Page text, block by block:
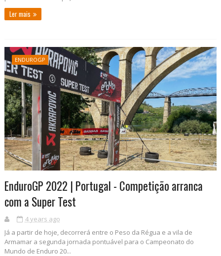
Ler mais
ENDUROGP
EnduroGP 2022 | Portugal - Competição arranca
com a Super Test
4 years ago
Já a partir de hoje, decorrerá entre o Peso da Régua e a vila de
Armamar a segunda jornada pontuável para o Campeonato do
Mundo de Enduro 20...